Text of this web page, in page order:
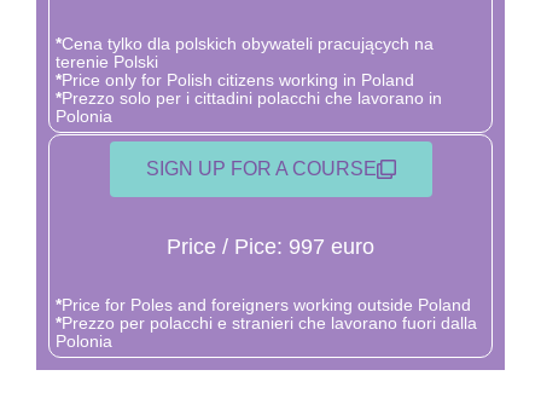
*Cena tylko dla polskich obywateli pracujących na
terenie Polski
*Price only for Polish citizens working in Poland
*Prezzo solo per i cittadini polacchi che lavorano in
Polonia
SIGN UP FOR A COURSE
Price / Pice: 997 euro
*Price for Poles and foreigners working outside Poland
*Prezzo per polacchi e stranieri che lavorano fuori dalla
Polonia